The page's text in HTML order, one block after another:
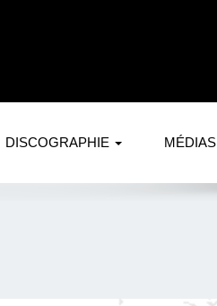
DISCOGRAPHIE MÉDIAS